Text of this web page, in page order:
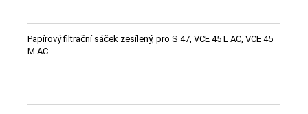
Papírový filtrační sáček zesílený, pro S 47, VCE 45 L AC, VCE 45
M AC.